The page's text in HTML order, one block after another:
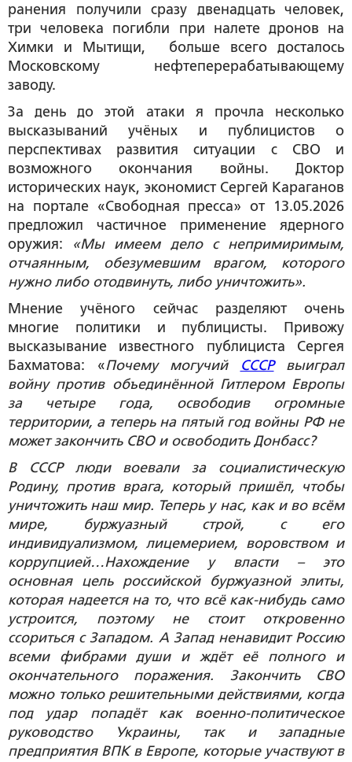
ранения получили сразу двенадцать человек,
три человека погибли при налете дронов на
Химки и Мытищи, больше всего досталось
Московскому нефтеперерабатывающему
заводу.
За день до этой атаки я прочла несколько
высказываний учёных и публицистов о
перспективах развития ситуации с СВО и
возможного окончания войны. Доктор
исторических наук, экономист Сергей Караганов
на портале «Свободная пресса» от 13.05.2026
предложил частичное применение ядерного
оружия: «Мы имеем дело с непримиримым,
отчаянным, обезумевшим врагом, которого
нужно либо отодвинуть, либо уничтожить».
Мнение учёного сейчас разделяют очень
многие политики и публицисты. Привожу
высказывание известного публициста Сергея
Бахматова: «Почему могучий СССРвыиграл
войну против объединённой Гитлером Европы
за четыре года, освободив огромные
территории, а теперь на пятый год войны РФ не
может закончить СВО и освободить Донбасс?
В СССР люди воевали за социалистическую
Родину, против врага, который пришёл, чтобы
уничтожить наш мир. Теперь у нас, как и во всём
мире, буржуазный строй, с его
индивидуализмом, лицемерием, воровством и
коррупцией…Нахождение у власти – это
основная цель российской буржуазной элиты,
которая надеется на то, что всё как-нибудь само
устроится, поэтому не стоит откровенно
ссориться с Западом. А Запад ненавидит Россию
всеми фибрами души и ждёт её полного и
окончательного поражения. Закончить СВО
можно только решительными действиями, когда
под удар попадёт как военно-политическое
руководство Украины, так и западные
предприятия ВПК в Европе, которые участвуют в